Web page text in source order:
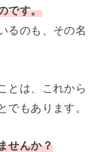
です。
るのも、その名
とは、これから
でもあります。
せんか？